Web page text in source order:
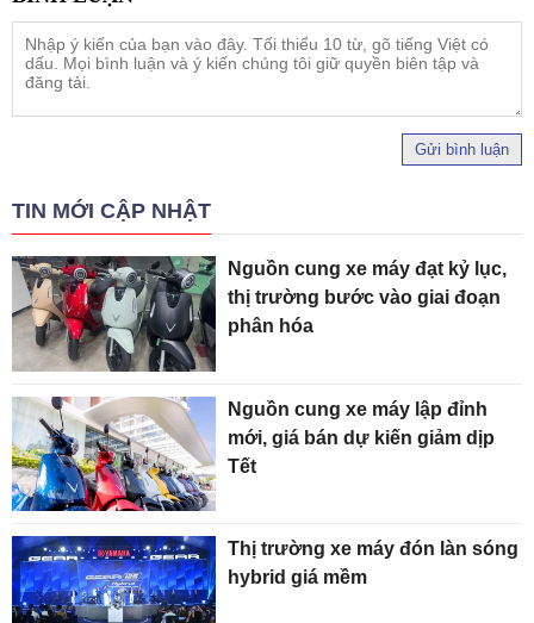
Gửi bình luận
TIN MỚI CẬP NHẬT
Nguồn cung xe máy đạt kỷ lục,
thị trường bước vào giai đoạn
phân hóa
Nguồn cung xe máy lập đỉnh
mới, giá bán dự kiến giảm dịp
Tết
Thị trường xe máy đón làn sóng
hybrid giá mềm